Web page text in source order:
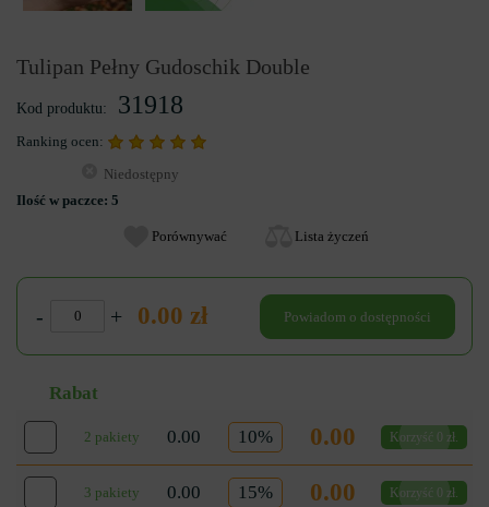
Tulipan Pełny Gudoschik Double
Kod produktu: 31918
Ranking ocen:
Niedostępny
Ilość w paczce: 5
Porównywać Lista życzeń
- + 0.00 zł Powiadom o dostępności
Rabat
2 pakiety 0.00 10% 0.00 Korzyść 0 zł.
3 pakiety 0.00 15% 0.00 Korzyść 0 zł.